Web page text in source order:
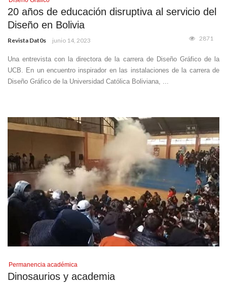
20 años de educación disruptiva al servicio del
Diseño en Bolivia
Revista Dat0s junio 14, 2023 2871
Una entrevista con la directora de la carrera de Diseño Gráfico de la
UCB. En un encuentro inspirador en las instalaciones de la carrera de
Diseño Gráfico de la Universidad Católica Boliviana, ...
Permanencia académica
Dinosaurios y academia